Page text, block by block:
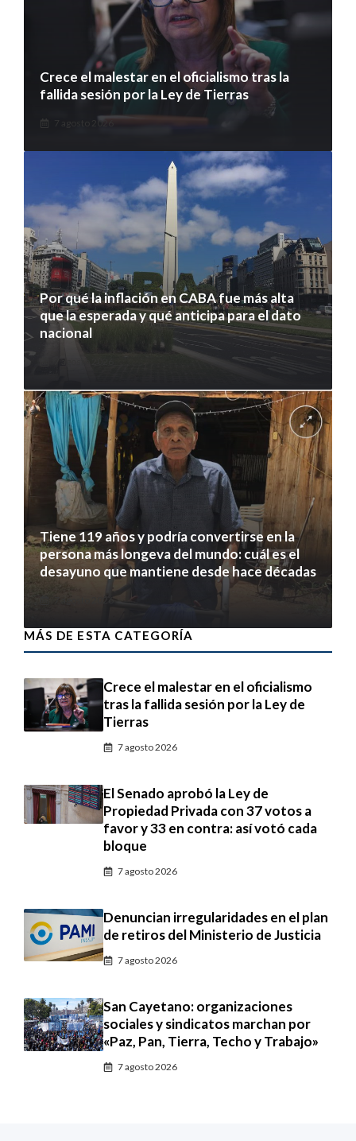
Crece el malestar en el oficialismo tras la
fallida sesión por la Ley de Tierras
7 agosto 2026
Por qué la inflación en CABA fue más alta
que la esperada y qué anticipa para el dato
nacional
Tiene 119 años y podría convertirse en la
persona más longeva del mundo: cuál es el
desayuno que mantiene desde hace décadas
MÁS DE ESTA CATEGORÍA
Crece el malestar en el oficialismo
tras la fallida sesión por la Ley de
Tierras
7 agosto 2026
El Senado aprobó la Ley de
Propiedad Privada con 37 votos a
favor y 33 en contra: así votó cada
bloque
7 agosto 2026
Denuncian irregularidades en el plan
de retiros del Ministerio de Justicia
7 agosto 2026
San Cayetano: organizaciones
sociales y sindicatos marchan por
«Paz, Pan, Tierra, Techo y Trabajo»
7 agosto 2026